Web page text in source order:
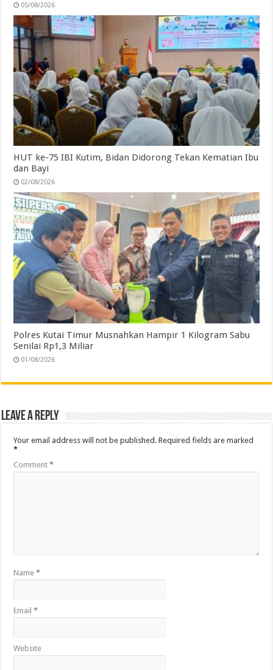
05/08/2026
HUT ke-75 IBI Kutim, Bidan Didorong Tekan Kematian Ibu
dan Bayi
02/08/2026
Polres Kutai Timur Musnahkan Hampir 1 Kilogram Sabu
Senilai Rp1,3 Miliar
01/08/2026
Leave a Reply
Your email address will not be published. Required fields are marked
*
Comment*
Name*
Email*
Website